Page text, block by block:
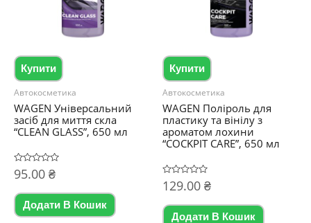
Купити
Автокосметика
WAGEN Універсальний
засіб для миття скла
“CLEAN GLASS”, 650 мл
Оцінено
в
з
95.00 ₴
Додати В Кошик
Купити
Автокосметика
WAGEN Поліроль для
пластику та вінілу з
ароматом лохини
“COCKPIT CARE”, 650 мл
Оцінено
в
з
129.00 ₴
Додати В Кошик